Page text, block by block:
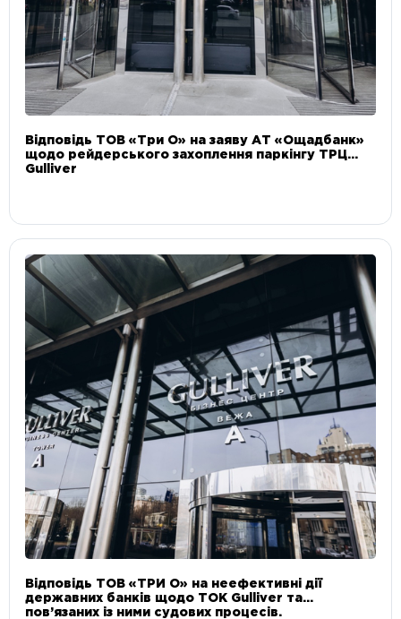
Відповідь ТОВ «Три О» на заяву АТ «Ощадбанк»
щодо рейдерського захоплення паркінгу ТРЦ
Gulliver
Відповідь ТОВ «ТРИ О» на неефективні дії
державних банків щодо ТОК Gulliver та
пов’язаних із ними судових процесів.